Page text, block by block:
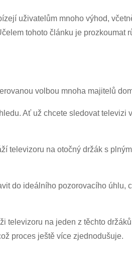
uživatelům mnoho výhod,
tohoto článku je prozkoumat
volbou mnoha majitelů
Ať už chcete sledovat televizi
televizoru na otočný držák s
do ideálního pozorovacího úhlu,
televizoru na jeden z těchto
proces ještě více zjednodušuje.